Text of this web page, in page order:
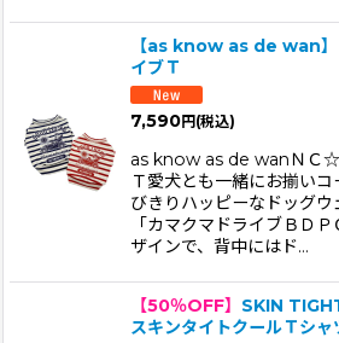
【as know as de wan
イブＴ
7,590円 (税込)
as know as de wanＮＣ☆
Ｔ愛犬とも一緒にお揃い
びきりハッピーなドッグウ
「カマクマドライブＢＤ
ザインで、背中にはド…
【50％OFF】 SKIN
スキンタイトクールＴシャ